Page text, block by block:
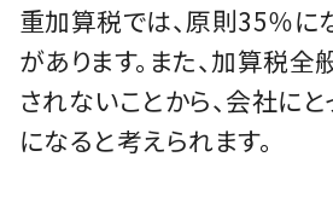
重加算税では、原則35％に
があります。また、加算税全
されないことから、会社にと
になると考えられます。